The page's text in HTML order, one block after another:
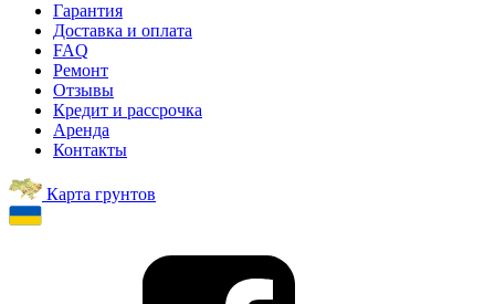
Гарантия
Доставка и оплата
FAQ
Ремонт
Отзывы
Кредит и рассрочка
Аренда
Контакты
Карта грунтов